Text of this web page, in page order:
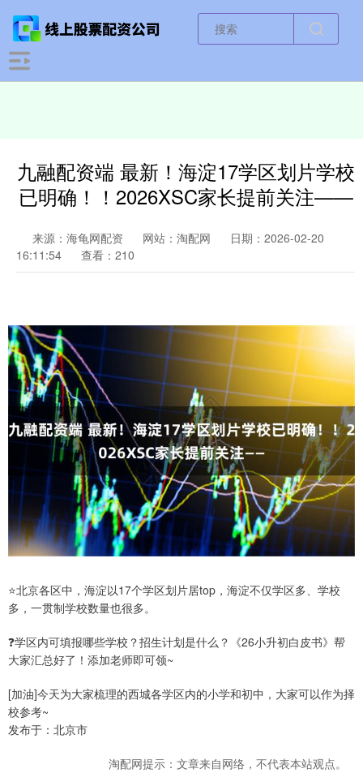
九融配资端 最新！海淀17学区划片学校
已明确！！2026XSC家长提前关注——
来源：海龟网配资 网站：淘配网
日期：2026-02-20
16:11:54
查看：210
⭐北京各区中，海淀以17个学区划片居top，海淀不仅学区多、学校
多，一贯制学校数量也很多。
❓学区内可填报哪些学校？招生计划是什么？《26小升初白皮书》帮
大家汇总好了！添加老师即可领~
[加油]今天为大家梳理的西城各学区内的小学和初中，大家可以作为择
校参考~
发布于：北京市
淘配网提示：文章来自网络，不代表本站观点。